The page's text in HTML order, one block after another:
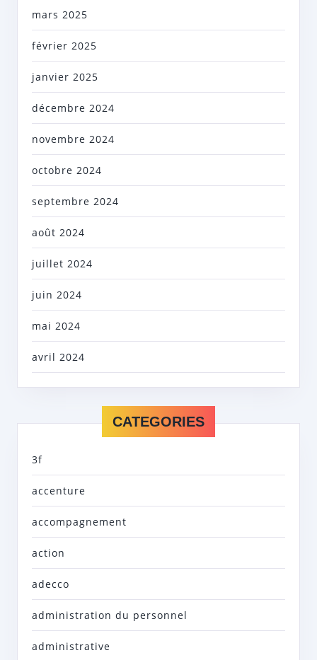
mars 2025
février 2025
janvier 2025
décembre 2024
novembre 2024
octobre 2024
septembre 2024
août 2024
juillet 2024
juin 2024
mai 2024
avril 2024
CATEGORIES
3f
accenture
accompagnement
action
adecco
administration du personnel
administrative